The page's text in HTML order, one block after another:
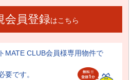
会員登録はこちら
MATE CLUB会員様専用物件で
要です。